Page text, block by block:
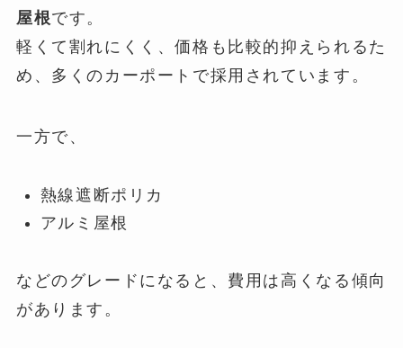
屋根です。
軽くて割れにくく、価格も比較的抑えられるた
め、多くのカーポートで採用されています。
一方で、
熱線遮断ポリカ
アルミ屋根
などのグレードになると、費用は高くなる傾向
があります。